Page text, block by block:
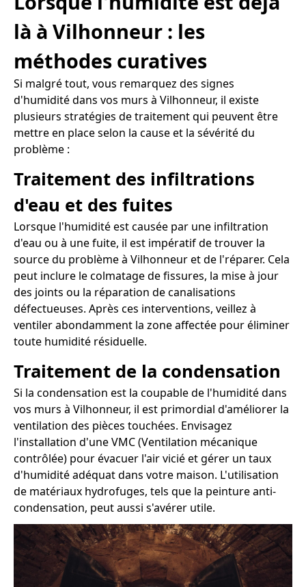
là à Vilhonneur : les
méthodes curatives
Si malgré tout, vous remarquez des signes
d'humidité dans vos murs à Vilhonneur, il existe
plusieurs stratégies de traitement qui peuvent être
mettre en place selon la cause et la sévérité du
problème :
Traitement des infiltrations
d'eau et des fuites
Lorsque l'humidité est causée par une infiltration
d'eau ou à une fuite, il est impératif de trouver la
source du problème à Vilhonneur et de l'réparer. Cela
peut inclure le colmatage de fissures, la mise à jour
des joints ou la réparation de canalisations
défectueuses. Après ces interventions, veillez à
ventiler abondamment la zone affectée pour éliminer
toute humidité résiduelle.
Traitement de la condensation
Si la condensation est la coupable de l'humidité dans
vos murs à Vilhonneur, il est primordial d'améliorer la
ventilation des pièces touchées. Envisagez
l'installation d'une VMC (Ventilation mécanique
contrôlée) pour évacuer l'air vicié et gérer un taux
d'humidité adéquat dans votre maison. L'utilisation
de matériaux hydrofuges, tels que la peinture anti-
condensation, peut aussi s'avérer utile.